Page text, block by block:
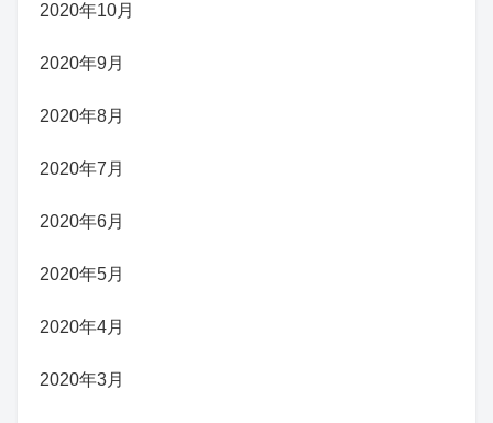
2020年10月
2020年9月
2020年8月
2020年7月
2020年6月
2020年5月
2020年4月
2020年3月